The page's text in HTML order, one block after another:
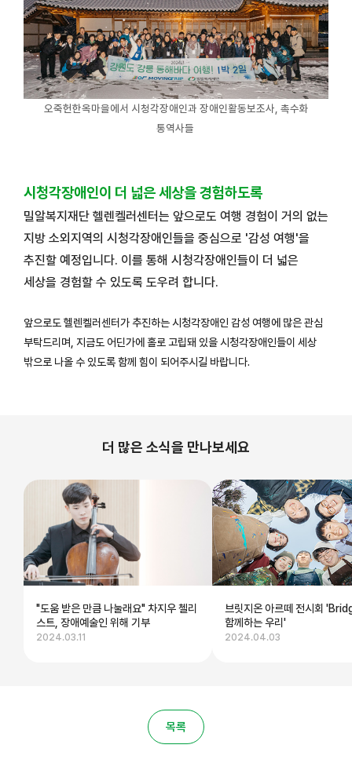
오죽헌한옥마을에서 시청각장애인과 장애인활동보조사, 촉수화
통역사들
시청각장애인이 더 넓은 세상을 경험하도록
밀알복지재단 헬렌켈러센터는 앞으로도 여행 경험이 거의 없는
지방 소외지역의 시청각장애인들을 중심으로 '감성 여행'을
추진할 예정입니다. 이를 통해 시청각장애인들이 더 넓은
세상을 경험할 수 있도록 도우려 합니다.
앞으로도 헬렌켈러센터가 추진하는 시청각장애인 감성 여행에 많은 관심
부탁드리며, 지금도 어딘가에 홀로 고립돼 있을 시청각장애인들이 세상
밖으로 나올 수 있도록 함께 힘이 되어주시길 바랍니다.
더 많은 소식을 만나보세요
"도움 받은 만큼 나눌래요" 차지우 첼리
스트, 장애예술인 위해 기부
2024.03.11
브릿지온 아르떼 전시회
함께하는 우리'
2024.04.03
목록